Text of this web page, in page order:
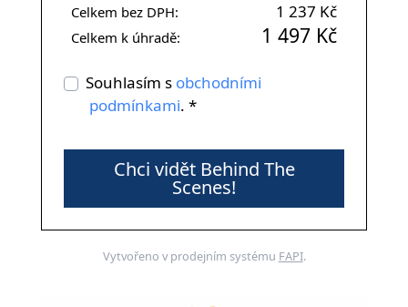
Celkem bez DPH:
1 237 Kč
Celkem k úhradě: 1 497 Kč
Souhlasím s obchodními
podmínkami. *
Chci vidět Behind The
Scenes!
Vytvořeno v prodejním systému FAPI.